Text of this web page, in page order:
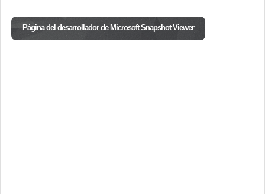
Página del desarrollador de Microsoft Snapshot Viewer